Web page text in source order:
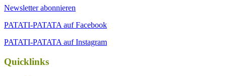
Newsletter abonnieren
PATATI-PATATA auf Facebook
PATATI-PATATA auf Instagram
Quicklinks